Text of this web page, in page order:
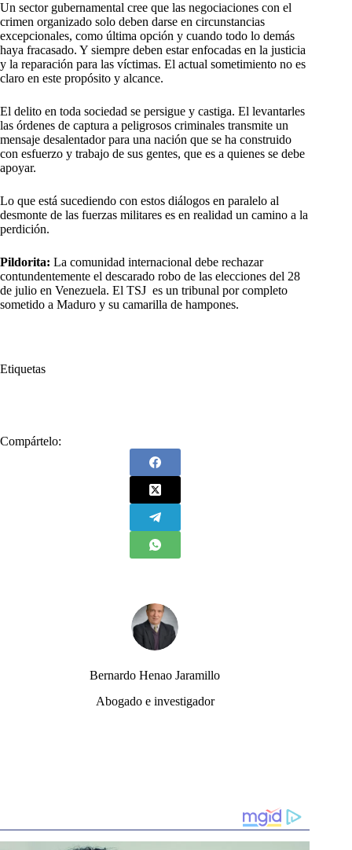
Un sector gubernamental cree que las negociaciones con el
crimen organizado solo deben darse en circunstancias
excepcionales, como última opción y cuando todo lo demás
haya fracasado. Y siempre deben estar enfocadas en la justicia
y la reparación para las víctimas. El actual sometimiento no es
claro en este propósito y alcance.
El delito en toda sociedad se persigue y castiga. El levantarles
las órdenes de captura a peligrosos criminales transmite un
mensaje desalentador para una nación que se ha construido
con esfuerzo y trabajo de sus gentes, que es a quienes se debe
apoyar.
Lo que está sucediendo con estos diálogos en paralelo al
desmonte de las fuerzas militares es en realidad un camino a la
perdición.
Pildorita: La comunidad internacional debe rechazar
contundentemente el descarado robo de las elecciones del 28
de julio en Venezuela. El TSJ es un tribunal por completo
sometido a Maduro y su camarilla de hampones.
Etiquetas
Compártelo:
Bernardo Henao Jaramillo
Abogado e investigador